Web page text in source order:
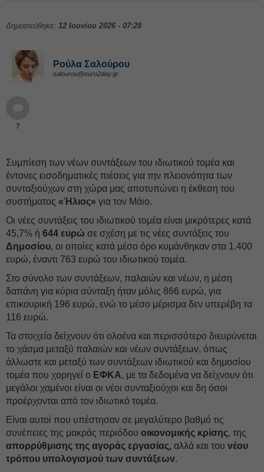
Δημοσιεύθηκε: 12 Ιουνίου 2026 - 07:28
Ρούλα Σαλούρου
salourou@euro2day.gr
7
Συμπίεση των νέων συντάξεων του ιδιωτικού τομέα και
έντονες εισοδηματικές πιέσεις για την πλειονότητα των
συνταξιούχων στη χώρα μας αποτυπώνει η έκθεση του
συστήματος «Ήλιος» για τον Μάιο.
Οι νέες συντάξεις του ιδιωτικού τομέα είναι μικρότερες κατά
45,7% ή 644 ευρώ σε σχέση με τις νέες συντάξεις του
Δημοσίου, οι οποίες κατά μέσο όρο κυμάνθηκαν στα 1.400
ευρώ, έναντι 763 ευρώ του ιδιωτικού τομέα.
Στο σύνολο των συντάξεων, παλαιών και νέων, η μέση
δαπάνη για κύρια σύνταξη ήταν μόλις 866 ευρώ, για
επικουρική 196 ευρώ, ενώ το μέσο μέρισμα δεν υπερέβη τα
116 ευρώ.
Τα στοιχεία δείχνουν ότι ολοένα και περισσότερο διευρύνεται
το χάσμα μεταξύ παλαιών και νέων συντάξεων, όπως
άλλωστε και μεταξύ των συντάξεων ιδιωτικού και δημοσίου
τομέα που χορηγεί ο ΕΦΚΑ, με τα δεδομένα να δείχνουν ότι
μεγάλοι χαμένοι είναι οι νέοι συνταξιούχοι και δη όσοι
προέρχονται από τον ιδιωτικό τομέα.
Είναι αυτοί που υπέστησαν σε μεγαλύτερο βαθμό τις
συνέπειες της μακράς περιόδου οικονομικής κρίσης, της
απορρύθμισης της αγοράς εργασίας, αλλά και του νέου
τρόπου υπολογισμού των συντάξεων.